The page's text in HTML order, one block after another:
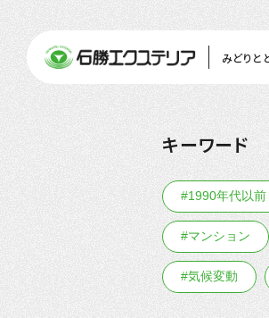
みどりと
キーワード
#1990年代以前
#マンション
#気候変動